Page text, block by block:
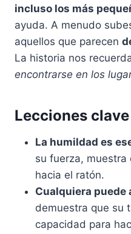
incluso los más
ayuda. A menudo
aquellos que parecen
La historia nos
encontrarse en los
Lecciones clave
La humildad es
su fuerza, muestra
hacia el ratón.
Cualquiera puede
demuestra que su
capacidad para